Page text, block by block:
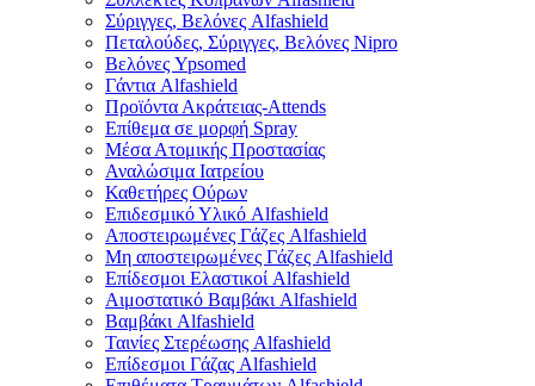
Σύριγγες, Βελόνες Alfashield
Πεταλούδες, Σύριγγες, Βελόνες Nipro
Βελόνες Ypsomed
Γάντια Alfashield
Προϊόντα Ακράτειας-Attends
Επίθεμα σε μορφή Spray
Μέσα Ατομικής Προστασίας
Αναλώσιμα Ιατρείου
Καθετήρες Ούρων
Επιδεσμικό Υλικό Alfashield
Αποστειρωμένες Γάζες Alfashield
Μη αποστειρωμένες Γάζες Alfashield
Επίδεσμοι Ελαστικοί Alfashield
Αιμοστατικό Βαμβάκι Alfashield
Βαμβάκι Alfashield
Ταινίες Στερέωσης Alfashield
Επίδεσμοι Γάζας Alfashield